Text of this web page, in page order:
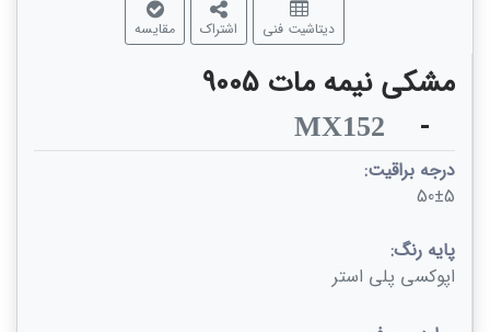
دیتاشیت فنی اشتراک مقایسه
مشکی نیمه مات 9005
-
MX152
درجه براقیت:
50±5
پایه رنگ:
اپوکسی پلی استر